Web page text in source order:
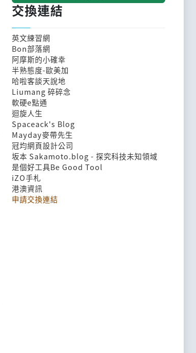
交換連結
英文練習網
Bon部落網
阿摩斯的小確幸
半熟態度-歐美加
哈啦客談天說地
Liumang 碎碎念
軟硬e點通
迴旋人生
Spaceack's Blog
Mayday麥帶先生
冠均網頁設計公司
坂本 Sakamoto.blog - 探究科技未知領域
是個好工具Be Good Tool
iZO手札
港澳資訊
申請交換連結